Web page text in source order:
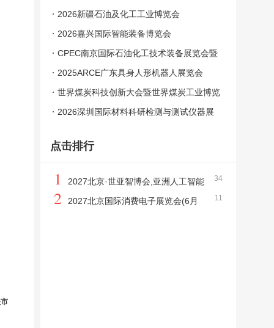
2026新疆石油及化工工业博览会
2026嘉兴国际智能装备博览会
CPEC南京国际石油化工技术装备展览会暨
国际泵阀管道
2025ARCE广东具身人形机器人展览会
世界煤炭科技创新大会暨世界煤炭工业博览
会
2026深圳国际材料科研检测与测试仪器展
点击排行
34
1
2027北京·世亚智博会,亚洲人工智能
产业展览会（6月亦庄展）
11
2
2027北京国际消费电子展览会(6月